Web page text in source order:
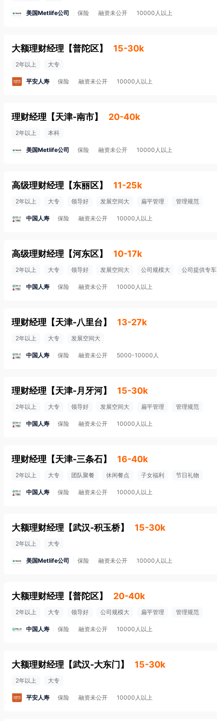
美国Metlife公司 保险 融资未公开 10000人以上
大额理财经理 【普陀区】 15-30k
2年以上 大专
平安人寿 保险 融资未公开 10000人以上
理财经理 【天津-南市】 20-40k
2年以上 本科
美国Metlife公司 保险 融资未公开 10000人以上
高级理财经理 【东丽区】 11-25k
2年以上 大专 领导好 发展空间大 扁平管理 管理规范
中国人寿 保险 融资未公开 10000人以上
高级理财经理 【河东区】 10-17k
2年以上 大专 领导好 发展空间大 公司规模大 公司提供专车
中国人寿 保险 融资未公开 10000人以上
理财经理 【天津-八里台】 13-27k
2年以上 大专 发展空间大
中国人寿 保险 融资未公开 5000-10000人
理财经理 【天津-月牙河】 15-30k
2年以上 大专 领导好 发展空间大 扁平管理 管理规范
中国人寿 保险 融资未公开 10000人以上
理财经理 【天津-三条石】 16-40k
2年以上 大专 团队聚餐 休闲餐点 子女福利 节日礼物
中国人寿 保险 融资未公开 10000人以上
大额理财经理 【武汉-积玉桥】 15-30k
2年以上 大专
美国Metlife公司 保险 融资未公开 10000人以上
大额理财经理 【普陀区】 20-40k
2年以上 大专 领导好 公司规模大 扁平管理 管理规范
中国人寿 保险 融资未公开 10000人以上
大额理财经理 【武汉-大东门 】 15-30k
2年以上 大专
平安人寿 保险 融资未公开 10000人以上